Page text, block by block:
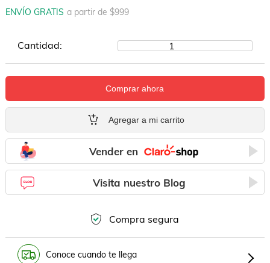
ENVÍO GRATIS a partir de $999
Cantidad: 1
Comprar ahora
Agregar a mi carrito
Vender en
Visita nuestro Blog
Compra segura
Conoce cuando te llega